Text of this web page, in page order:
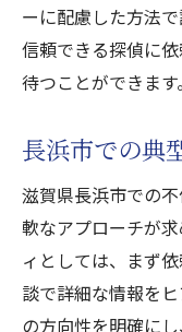
ーに配慮した方法
信頼できる探偵に
待つことができます。
長浜市での典
滋賀県長浜市での
軟なアプローチが
ィとしては、まず
談で詳細な情報を
の方向性を明確に